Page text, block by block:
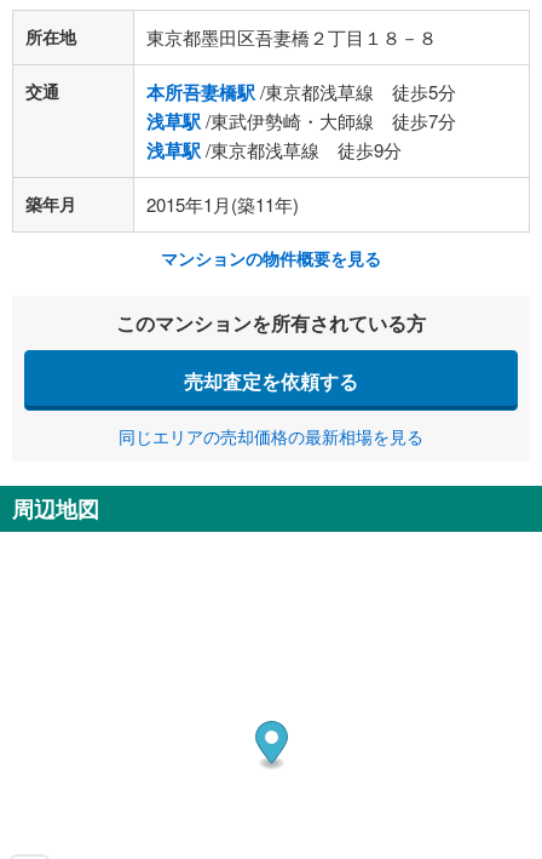
所在地 東京都墨田区吾妻橋２丁目１８－８
交通 本所吾妻橋駅/東京都浅草線 徒歩5分
浅草駅/東武伊勢崎・大師線 徒歩7分
浅草駅/東京都浅草線 徒歩9分
築年月 2015年1月(築11年)
マンションの物件概要を見る
このマンションを所有されている方
売却査定を依頼する
同じエリアの売却価格の最新相場を見る
周辺地図